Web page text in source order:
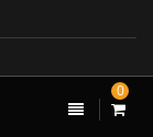
0